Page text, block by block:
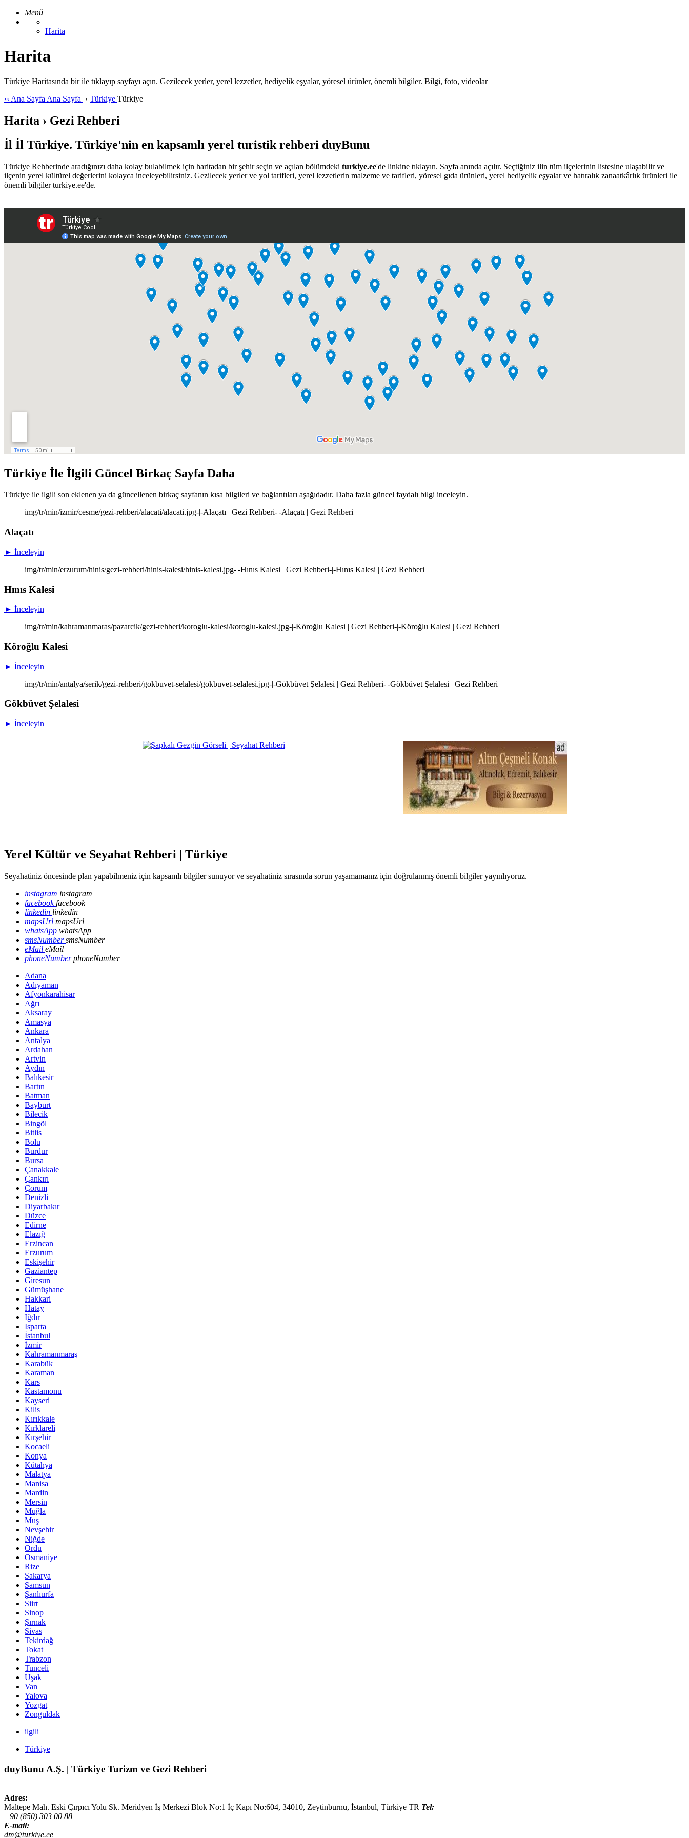
Menü
Harita
Harita
Türkiye Haritasında bir ile tıklayıp sayfayı açın. Gezilecek yerler, yerel lezzetler, hediyelik eşyalar, yöresel ürünler, önemli bilgiler. Bilgi, foto, videolar
‹‹ Ana Sayfa Ana Sayfa › Türkiye Türkiye
Harita › Gezi Rehberi
İl İl Türkiye. Türkiye'nin en kapsamlı yerel turistik rehberi duyBunu
Türkiye Rehberinde aradığınızı daha kolay bulabilmek için haritadan bir şehir seçin ve açılan bölümdeki turkiye.ee'de linkine tıklayın. Sayfa anında açılır. Seçtiğiniz ilin tüm ilçelerinin listesine ulaşabilir ve
ilçenin yerel kültürel değerlerini kolayca inceleyebilirsiniz. Gezilecek yerler ve yol tarifleri, yerel lezzetlerin malzeme ve tarifleri, yöresel gıda ürünleri, yerel hediyelik eşyalar ve hatıralık zanaatkârlık ürünleri ile
önemli bilgiler turkiye.ee'de.
Türkiye İle İlgili Güncel Birkaç Sayfa Daha
Türkiye ile ilgili son eklenen ya da güncellenen birkaç sayfanın kısa bilgileri ve bağlantıları aşağıdadır. Daha fazla güncel faydalı bilgi inceleyin.
img/tr/min/izmir/cesme/gezi-rehberi/alacati/alacati.jpg-|-Alaçatı | Gezi Rehberi-|-Alaçatı | Gezi Rehberi
Alaçatı
► İnceleyin
img/tr/min/erzurum/hinis/gezi-rehberi/hinis-kalesi/hinis-kalesi.jpg-|-Hınıs Kalesi | Gezi Rehberi-|-Hınıs Kalesi | Gezi Rehberi
Hınıs Kalesi
► İnceleyin
img/tr/min/kahramanmaras/pazarcik/gezi-rehberi/koroglu-kalesi/koroglu-kalesi.jpg-|-Köroğlu Kalesi | Gezi Rehberi-|-Köroğlu Kalesi | Gezi Rehberi
Köroğlu Kalesi
► İnceleyin
img/tr/min/antalya/serik/gezi-rehberi/gokbuvet-selalesi/gokbuvet-selalesi.jpg-|-Gökbüvet Şelalesi | Gezi Rehberi-|-Gökbüvet Şelalesi | Gezi Rehberi
Gökbüvet Şelalesi
► İnceleyin
Yerel Kültür ve Seyahat Rehberi | Türkiye
Seyahatiniz öncesinde plan yapabilmeniz için kapsamlı bilgiler sunuyor ve seyahatiniz sırasında sorun yaşamamanız için doğrulanmış önemli bilgiler yayınlıyoruz.
instagram instagram
facebookfacebook
linkedin linkedin
mapsUrl mapsUrl
whatsApp whatsApp
smsNumbersmsNumber
eMail eMail
phoneNumberphoneNumber
Adana
Adıyaman
Afyonkarahisar
Ağrı
Aksaray
Amasya
Ankara
Antalya
Ardahan
Artvin
Aydın
Balıkesir
Bartın
Batman
Bayburt
Bilecik
Bingöl
Bitlis
Bolu
Burdur
Bursa
Çanakkale
Çankırı
Çorum
Denizli
Diyarbakır
Düzce
Edirne
Elazığ
Erzincan
Erzurum
Eskişehir
Gaziantep
Giresun
Gümüşhane
Hakkari
Hatay
Iğdır
Isparta
İstanbul
İzmir
Kahramanmaraş
Karabük
Karaman
Kars
Kastamonu
Kayseri
Kilis
Kırıkkale
Kırklareli
Kırşehir
Kocaeli
Konya
Kütahya
Malatya
Manisa
Mardin
Mersin
Muğla
Muş
Nevşehir
Niğde
Ordu
Osmaniye
Rize
Sakarya
Samsun
Şanlıurfa
Siirt
Sinop
Şırnak
Sivas
Tekirdağ
Tokat
Trabzon
Tunceli
Uşak
Van
Yalova
Yozgat
Zonguldak
ilgili
Türkiye
duyBunu A.Ş. | Türkiye Turizm ve Gezi Rehberi
Adres:
Maltepe Mah. Eski Çırpıcı Yolu Sk. Meridyen İş Merkezi Blok No:1 İç Kapı No:604, 34010, Zeytinburnu, İstanbul, Türkiye TR Tel:
+90 (850) 303 00 88
E-mail:
dm@turkiye.ee